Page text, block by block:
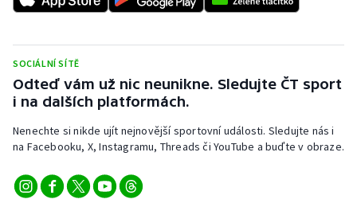
Triatlon
Veslování
Vodní slalom
Volejbal
SOCIÁLNÍ SÍTĚ
Odteď vám už nic neunikne. Sledujte ČT sport
i na dalších platformách.
Nenechte si nikde ujít nejnovější sportovní události. Sledujte nás i
na Facebooku, X, Instagramu, Threads či YouTube a buďte v obraze.